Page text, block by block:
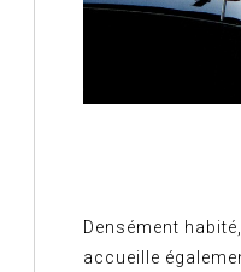
Densément
accueille